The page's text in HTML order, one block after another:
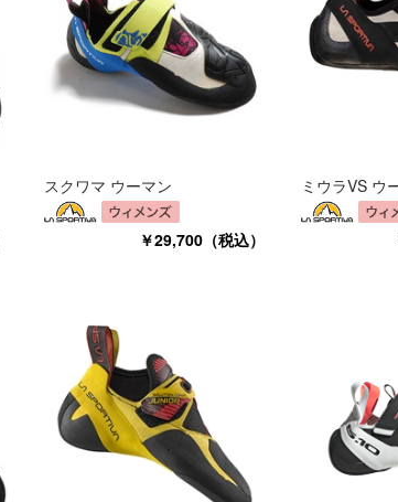
スクワマ ウーマン
￥29,700（税込）
ミウラVS ウ